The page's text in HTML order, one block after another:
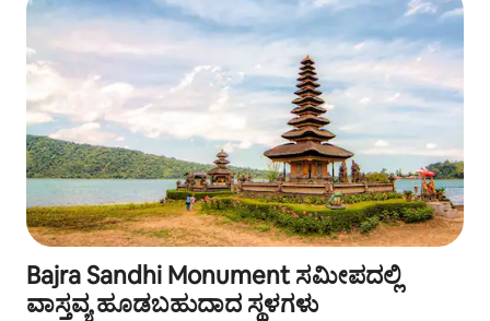
Bajra Sandhi Monument ಸಮೀಪದಲ್ಲಿ
ವಾಸ್ತವ್ಯ ಹೂಡಬಹುದಾದ ಸ್ಥಳಗಳು